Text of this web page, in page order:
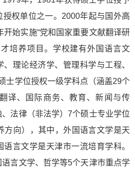
权单位之一。2000年起与国外高
始实施“党和国家重要文献翻译研
培养项目。学校建有外国语言文
理论经济学、管理科学与工程、
士学位授权一级学科点（涵盖29个
译、国际商务、教育、新闻与传
法律（非法学）7个硕士专业学位
方向），其中，外国语言文学是天
言文学是天津市一流培育学科。
言文学、哲学等5个天津市重点学